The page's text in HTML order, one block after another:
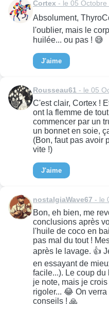
Cortex - le 05 Octobre
Absolument,
l'oublier, mais le
huilée... ou pas ! 😅
J'aime
Rousseau61 - le 05
C'est clair, Cortex !
ont la flemme de
commencer par un
un bonnet en soie,
(Bon, faut pas avoir
vite !)
J'aime
nostalgiaWave67 - le
Bon, eh bien, me
conclusions après
l'huile de coco en
pas mal du tout !
après le lavage. 👍
en essayant de
facile...). Le coup
je note, mais je
rigoler... 😂 On
conseils ! 🙏